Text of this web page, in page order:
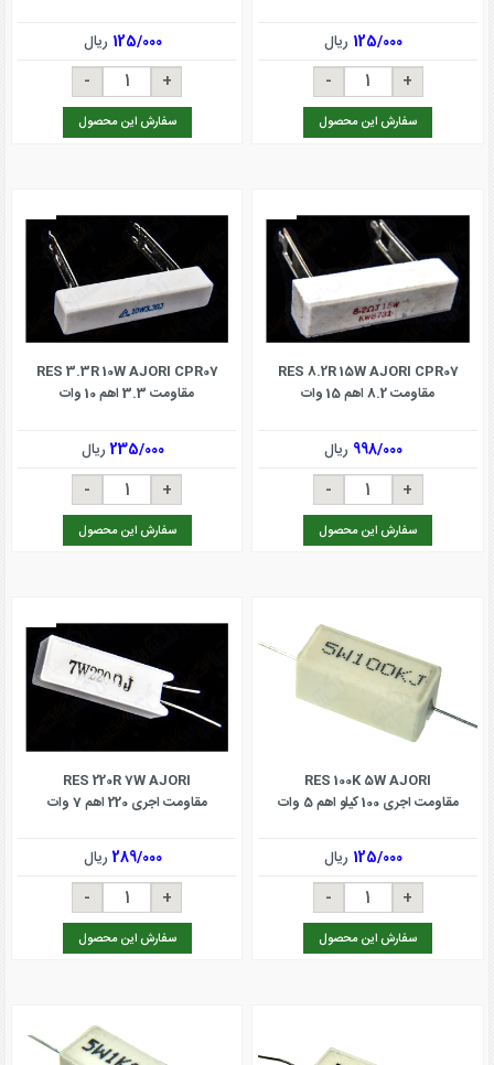
125/000 ریال
سفارش این محصول
125/000 ریال
سفارش این محصول
RES 8.2R 15W AJORI CPR07
مقاومت 8.2 اهم 15 وات
998/000 ریال
سفارش این محصول
RES 3.3R 10W AJORI CPR07
مقاومت 3.3 اهم 10 وات
235/000ریال
سفارش این محصول
RES 100K 5W AJORI
مقاومت اجری 100 کیلو اهم 5 وات
125/000 ریال
سفارش این محصول
RES 220R 7W AJORI
مقاومت اجری 220 اهم 7 وات
289/000ریال
سفارش این محصول